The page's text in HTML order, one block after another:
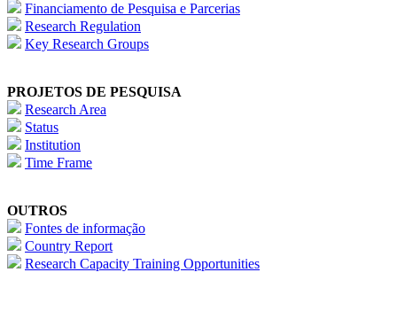
Financiamento de Pesquisa e Parcerias
Research Regulation
Key Research Groups
PROJETOS DE PESQUISA
Research Area
Status
Institution
Time Frame
OUTROS
Fontes de informação
Country Report
Research Capacity Training Opportunities